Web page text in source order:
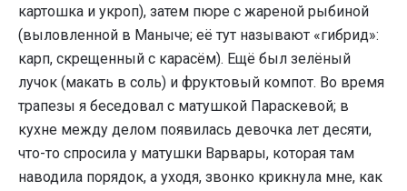
картошка и укроп), затем пюре с жареной рыбиной
(выловленной в Маныче; её тут называют «гибрид»:
карп, скрещенный с карасём). Ещё был зелёный
лучок (макать в соль) и фруктовый компот. Во время
трапезы я беседовал с матушкой Параскевой; в
кухне между делом появилась девочка лет десяти,
что-то спросила у матушки Варвары, которая там
наводила порядок, а уходя, звонко крикнула мне, как